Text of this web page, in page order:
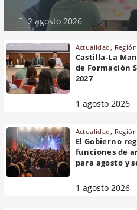
2 agosto 2026
Actualidad Región
Castilla-La
de Formación
2027
1 agosto 2026
Actualidad Región
El Gobierno
funciones de
para agosto y
1 agosto 2026